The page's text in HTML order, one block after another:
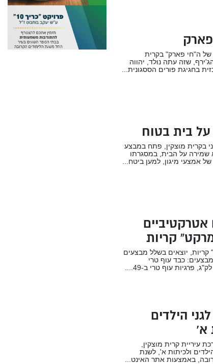
ה"חי פארק" בקרית
שזה עתה נולד, יהווה
בחגיגת פורים הססגונית...
על בית בטוח
בקרית מוצקין, פתח במבצע
שמירה על הבית, במסגרתו
אמצעי מיגון, למען ביטח...
קריות
יוצאים בשלל מבצעים
כבד עוף טרי
הילדים
א’
עיריית קרית מוצקין,
ולכיתות א', לשנת
באמצעות אתר האינט...